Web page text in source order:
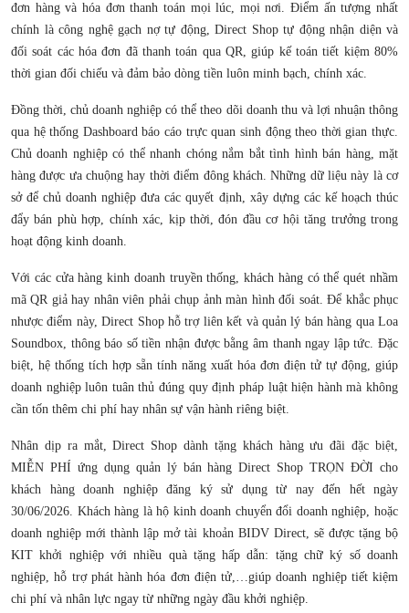
đơn hàng và hóa đơn thanh toán mọi lúc, mọi nơi. Điểm ấn tượng nhất
chính là công nghệ gạch nợ tự động, Direct Shop tự động nhận diện và
đối soát các hóa đơn đã thanh toán qua QR, giúp kế toán tiết kiệm 80%
thời gian đối chiếu và đảm bảo dòng tiền luôn minh bạch, chính xác.
Đồng thời, chủ doanh nghiệp có thể theo dõi doanh thu và lợi nhuận thông
qua hệ thống Dashboard báo cáo trực quan sinh động theo thời gian thực.
Chủ doanh nghiệp có thể nhanh chóng nắm bắt tình hình bán hàng, mặt
hàng được ưa chuộng hay thời điểm đông khách. Những dữ liệu này là cơ
sở để chủ doanh nghiệp đưa các quyết định, xây dựng các kế hoạch thúc
đẩy bán phù hợp, chính xác, kịp thời, đón đầu cơ hội tăng trưởng trong
hoạt động kinh doanh.
Với các cửa hàng kinh doanh truyền thống, khách hàng có thể quét nhầm
mã QR giả hay nhân viên phải chụp ảnh màn hình đối soát. Để khắc phục
nhược điểm này, Direct Shop hỗ trợ liên kết và quản lý bán hàng qua Loa
Soundbox, thông báo số tiền nhận được bằng âm thanh ngay lập tức. Đặc
biệt, hệ thống tích hợp sẵn tính năng xuất hóa đơn điện tử tự động, giúp
doanh nghiệp luôn tuân thủ đúng quy định pháp luật hiện hành mà không
cần tốn thêm chi phí hay nhân sự vận hành riêng biệt.
Nhân dịp ra mắt, Direct Shop dành tặng khách hàng ưu đãi đặc biệt,
MIỄN PHÍ ứng dụng quản lý bán hàng Direct Shop TRỌN ĐỜI cho
khách hàng doanh nghiệp đăng ký sử dụng từ nay đến hết ngày
30/06/2026. Khách hàng là hộ kinh doanh chuyển đổi doanh nghiệp, hoặc
doanh nghiệp mới thành lập mở tài khoản BIDV Direct, sẽ được tặng bộ
KIT khởi nghiệp với nhiều quà tặng hấp dẫn: tặng chữ ký số doanh
nghiệp, hỗ trợ phát hành hóa đơn điện tử,…giúp doanh nghiệp tiết kiệm
chi phí và nhân lực ngay từ những ngày đầu khởi nghiệp.